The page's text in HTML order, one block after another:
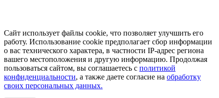
Сайт использует файлы cookie, что позволяет улучшить его
работу. Использование cookie предполагает сбор информации
о вас технического характера, в частности IP-адрес региона
вашего местоположения и другую информацию. Продолжая
пользоваться сайтом, вы соглашаетесь с политикой
конфиденциальности, а также даете согласие на обработку
своих персональных данных.